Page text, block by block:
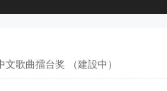
歌曲擂台奖 （建設中）